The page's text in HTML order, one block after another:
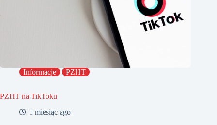
Informacje PZHT
PZHT na TikToku
1 miesiąc ago